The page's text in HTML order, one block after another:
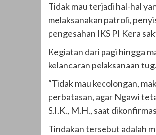
Tidak mau terjadi hal-hal
melaksanakan patroli,
pengesahan IKS PI Kera
Kegiatan dari pagi hingga
kelancaran pelaksanaan
“Tidak mau kecolongan,
perbatasan, agar Ngawi
S.I.K., M.H., saat
Tindakan tersebut adalah